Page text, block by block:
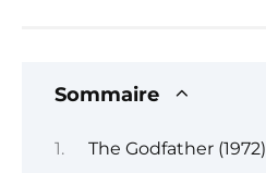
Sommaire
The Godfather (1972)